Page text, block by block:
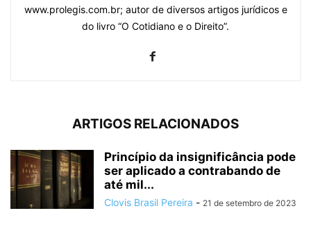
www.prolegis.com.br; autor de diversos artigos jurídicos e
do livro “O Cotidiano e o Direito”.
ARTIGOS RELACIONADOS
Princípio da insignificância pode
ser aplicado a contrabando de
até mil...
Clovis Brasil Pereira - 21 de setembro de 2023